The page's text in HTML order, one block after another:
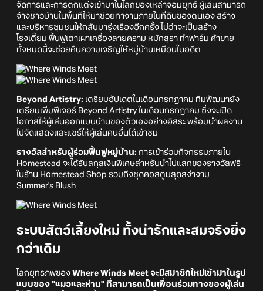
จัดการและการตกแต่งเข้ามาในโลกของเหล่าจอมยุทธ์ ผู้เล่นสามารถ
จ้างชาวบ้านในพื้นที่ให้มาช่วยทำงานภายในที่ดินของตนเอง สร้าง
และบริหารชุมชนให้กลับมารุ่งเรืองอีกครั้ง ไม่ว่าจะเป็นสร้าง
โรงเตี๊ยม ฟื้นฟูเตาเผาเครื่องลายคราม หมักสุรา ทำฟาร์ม ค้าขาย
ทั้งหมดนี้จะช่วยคืนความเจริญให้หมู่บ้านเหมือนในอดีต
Beyond Artistry: เตรียมอัปเดตในเดือนกรกฎาคม ทีมพัฒนายัง
เตรียมเพิ่มฟีเจอร์ Beyond Artistry ในเดือนกรกฎาคม ซึ่งจะเปิด
โอกาสให้ผู้เล่นออกแบบบ้านของตัวเองอย่างอิสระ พร้อมนำผลงาน
ไปจัดแสดงและแชร์ให้ผู้เล่นคนอื่นได้เข้าชม
รางวัลสำหรับผู้ร่วมฟื้นฟูหมู่บ้าน: การเข้าร่วมกิจกรรมภายใน
Homestead จะได้รับสกุลเงินพิเศษสำหรับนำไปแลกของรางวัลฟรี
ในร้าน Homestead Shop รวมถึงชุดคอสตูมสุดสง่างาม
Summer's Blush
ระบบสัตว์เลี้ยงใหม่ ทั้งน่ารักและสมจริงยิ่ง
กว่าเดิม
โลกยุทธภพของ Where Winds Meet จะมีสมาชิกใหม่เข้ามาในรูป
แบบของ "แมวและห่าน" ที่สามารถเป็นเพื่อนร่วมทางของผู้เล่น